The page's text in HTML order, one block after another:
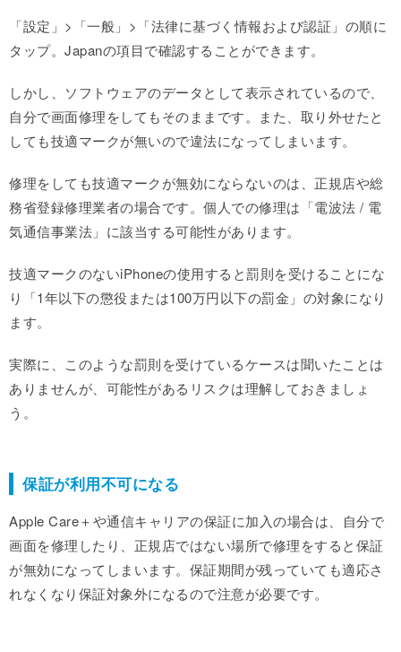
「設定」>「一般」>「法律に基づく情報および認証」の順に
タップ。Japanの項目で確認することができます。
しかし、ソフトウェアのデータとして表示されているので、
自分で画面修理をしてもそのままです。また、取り外せたと
しても技適マークが無いので違法になってしまいます。
修理をしても技適マークが無効にならないのは、正規店や総
務省登録修理業者の場合です。個人での修理は「電波法 / 電
気通信事業法」に該当する可能性があります。
技適マークのないiPhoneの使用すると罰則を受けることにな
り「1年以下の懲役または100万円以下の罰金」の対象になり
ます。
実際に、このような罰則を受けているケースは聞いたことは
ありませんが、可能性があるリスクは理解しておきましょ
う。
保証が利用不可になる
Apple Care＋や通信キャリアの保証に加入の場合は、自分で
画面を修理したり、正規店ではない場所で修理をすると保証
が無効になってしまいます。保証期間が残っていても適応さ
れなくなり保証対象外になるので注意が必要です。